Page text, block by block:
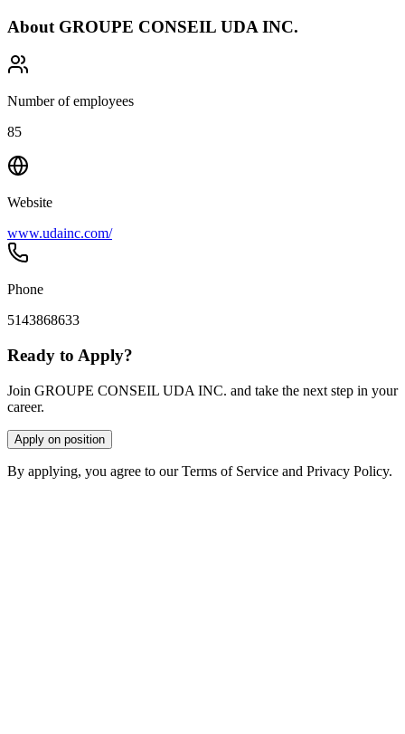
About GROUPE CONSEIL UDA INC.
Number of employees
85
Website
www.udainc.com/
Phone
5143868633
Ready to Apply?
Join GROUPE CONSEIL UDA INC. and take the next step in your
career.
Apply on position
By applying, you agree to our Terms of Service and Privacy Policy.